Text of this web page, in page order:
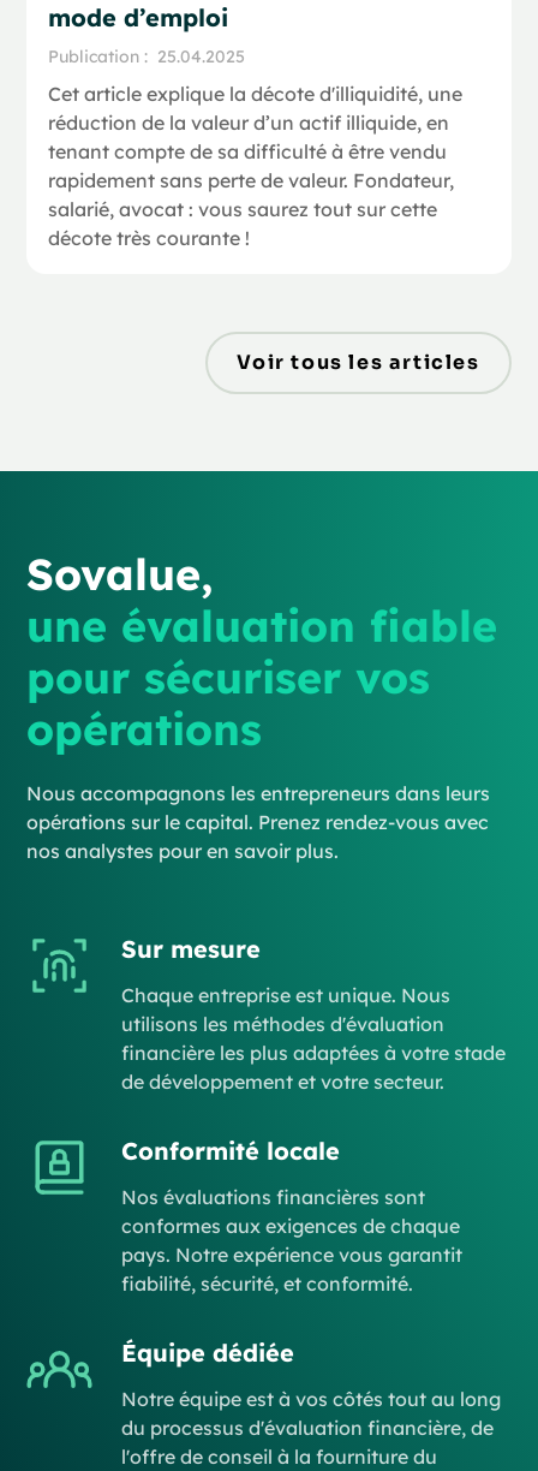
mode d’emploi
Publication : 25.04.2025
Cet article explique la décote d'illiquidité, une
réduction de la valeur d’un actif illiquide, en
tenant compte de sa difficulté à être vendu
rapidement sans perte de valeur. Fondateur,
salarié, avocat : vous saurez tout sur cette
décote très courante !
Voir tous les articles
Sovalue,
une évaluation fiable
pour sécuriser vos
opérations
Nous accompagnons les entrepreneurs dans leurs
opérations sur le capital. Prenez rendez-vous avec
nos analystes pour en savoir plus.
Sur mesure
Chaque entreprise est unique. Nous
utilisons les méthodes d'évaluation
financière les plus adaptées à votre stade
de développement et votre secteur.
Conformité locale
Nos évaluations financières sont
conformes aux exigences de chaque
pays. Notre expérience vous garantit
fiabilité, sécurité, et conformité.
Équipe dédiée
Notre équipe est à vos côtés tout au long
du processus d'évaluation financière, de
l'offre de conseil à la fourniture du